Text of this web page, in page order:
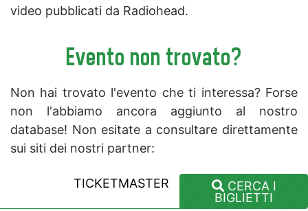
video pubblicati da Radiohead.
Evento non trovato?
Non hai trovato l'evento che ti interessa? Forse
non l'abbiamo ancora aggiunto al nostro
database! Non esitate a consultare direttamente
sui siti dei nostri partner:
TICKETMASTER
CERCA I
BIGLIETTI